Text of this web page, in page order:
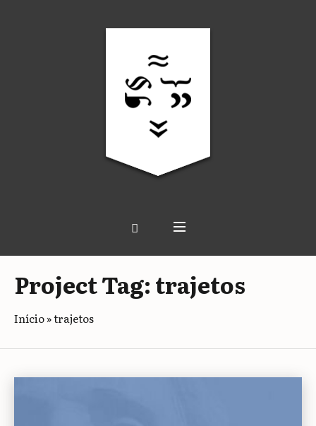
Project Tag:trajetos
Início»trajetos